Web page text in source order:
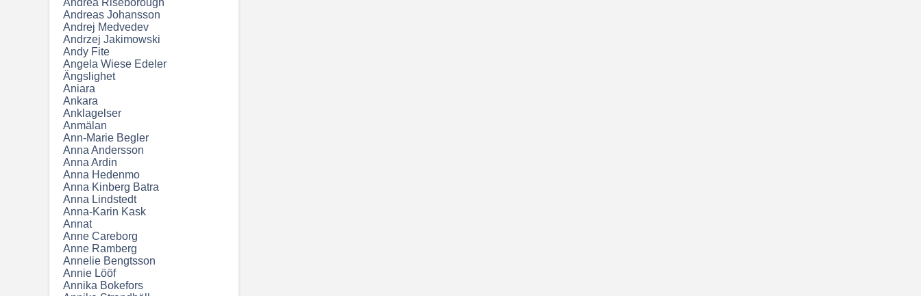
Andrea Riseborough
Andreas Johansson
Andrej Medvedev
Andrzej Jakimowski
Andy Fite
Angela Wiese Edeler
Ängslighet
Aniara
Ankara
Anklagelser
Anmälan
Ann-Marie Begler
Anna Andersson
Anna Ardin
Anna Hedenmo
Anna Kinberg Batra
Anna Lindstedt
Anna-Karin Kask
Annat
Anne Careborg
Anne Ramberg
Annelie Bengtsson
Annie Lööf
Annika Bokefors